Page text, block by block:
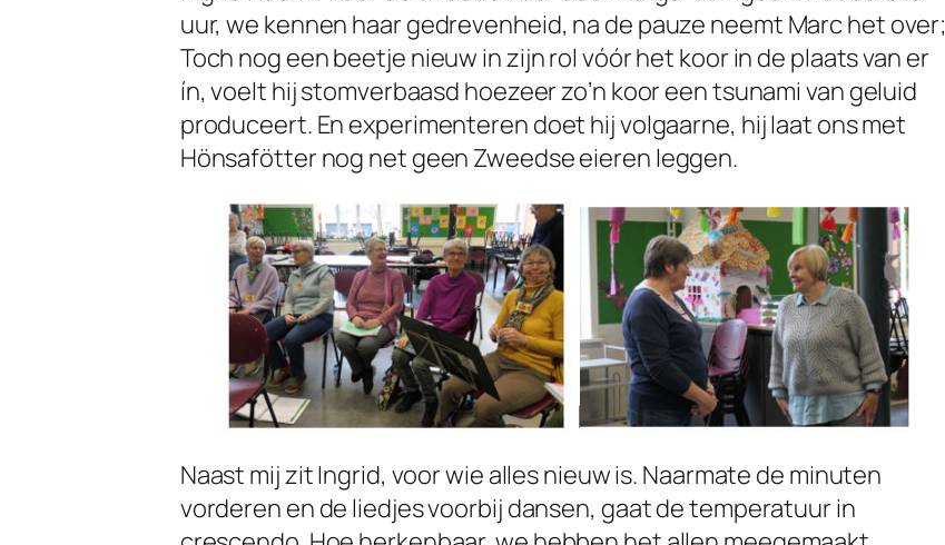
uur, we kennen haar gedrevenheid, na de pauze neemt Marc het over;
Toch nog een beetje nieuw in zijn rol vóór het koor in de plaats van er
ín, voelt hij stomverbaasd hoezeer zo’n koor een tsunami van geluid
produceert. En experimenteren doet hij volgaarne, hij laat ons met
Hönsafötter nog net geen Zweedse eieren leggen.
Naast mij zit Ingrid, voor wie alles nieuw is. Naarmate de minuten
vorderen en de liedjes voorbij dansen, gaat de temperatuur in